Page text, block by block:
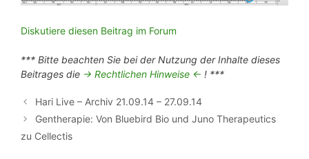
Diskutiere diesen Beitrag im Forum
*** Bitte beachten Sie bei der Nutzung der Inhalte dieses
Beitrages die -> Rechtlichen Hinweise <- ! ***
Hari Live – Archiv 21.09.14 – 27.09.14
Gentherapie: Von Bluebird Bio und Juno Therapeutics
zu Cellectis